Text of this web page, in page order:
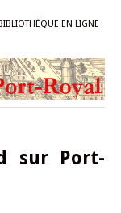
EN LIGNE
sur Port-